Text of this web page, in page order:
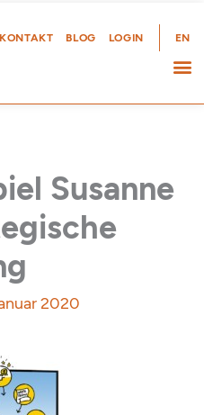
BLOG LOGIN EN
Susanne
2020